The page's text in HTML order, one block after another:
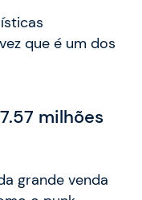
que é um dos
milhões
grande venda